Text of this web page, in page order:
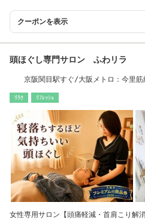
クーポンを表示
頭ほぐし専門サロン ふわリラ
京阪関目駅すぐ/大阪メトロ：今里
ﾘﾗｸ ﾘﾌﾚｯｼｭ
女性専用サロン【頭痛軽減・首肩こり解